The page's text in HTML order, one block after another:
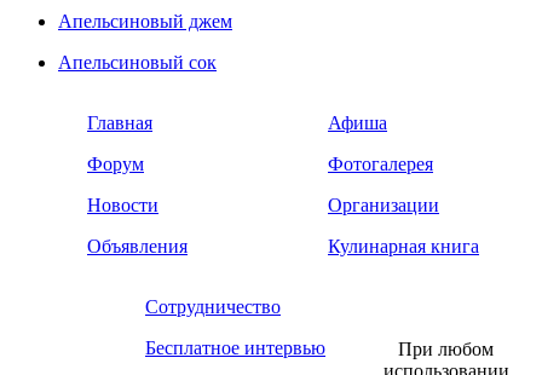
Апельсиновый джем
Апельсиновый сок
Главная
Форум
Новости
Объявления
Афиша
Фотогалерея
Организации
Кулинарная книга
Сотрудничество
Бесплатное интервью
При любом
использовании